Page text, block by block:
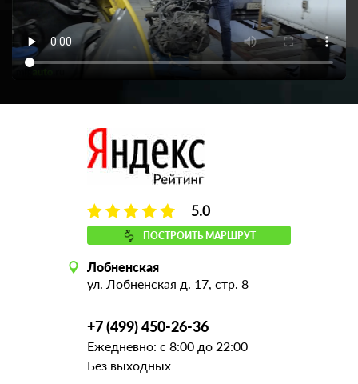
5.0
ПОСТРОИТЬ МАРШРУТ
Лобненская
ул. Лобненская д. 17, стр. 8
+7 (499) 450-26-36
Ежедневно: с 8:00 до 22:00
Без выходных